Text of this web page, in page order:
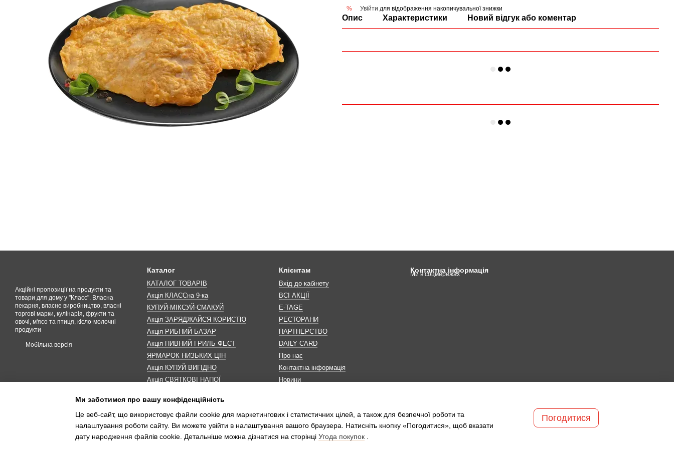
% Увійти для відображення накопичувальної знижки
Опис Характеристики Новий відгук або коментар
Акційні пропозиції на продукти та
товари для дому у "Класс". Власна
пекарня, власне виробництво, власні
торгові марки, кулінарія, фрукти та
овочі, м'ясо та птиця, кісло-молочні
продукти
Мобільна версія
Каталог
КАТАЛОГ ТОВАРІВ
Акція КЛАССна 9-ка
КУПУЙ-МІКСУЙ-СМАКУЙ
Акція ЗАРЯДЖАЙСЯ КОРИСТЮ
Акція РИБНИЙ БАЗАР
Акція ПИВНИЙ ГРИЛЬ ФЕСТ
ЯРМАРОК НИЗЬКИХ ЦІН
Акція КУПУЙ ВИГІДНО
Акція СВЯТКОВІ НАПОЇ
Акція ДО МАКОВЕЯ
ІНШІ АКЦІЇ
Клієнтам
Вхід до кабінету
ВСІ АКЦІЇ
E-TAGE
РЕСТОРАНИ
ПАРТНЕРСТВО
DAILY CARD
Про нас
Контактна інформація
Новини
Контактна інформація
Ми в соцмережах
Ми заботимся про вашу конфіденційність
Це веб-сайт, що використовує файли cookie для маркетингових і статистичних цілей, а також для безпечної роботи та
налаштування роботи сайту. Ви можете увійти в налаштування вашого браузера. Натисніть кнопку «Погодитися», щоб вказати
дату народження файлів cookie. Детальніше можна дізнатися на сторінці Угода покупок
Погодитися